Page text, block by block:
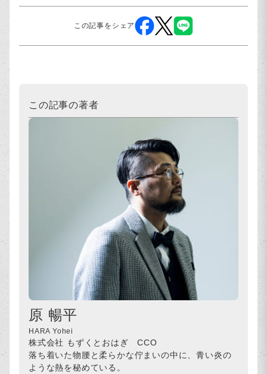
この記事をシェア
この記事の著者
原 暢平
HARA Yohei
株式会社 もずくとおはぎ CCO
落ち着いた物腰と柔らかな佇まいの中に、青い炎の
ような熱を秘めている。